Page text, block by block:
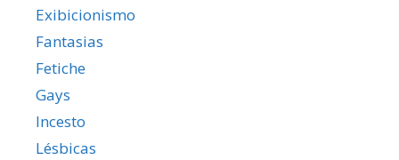
Exibicionismo
Fantasias
Fetiche
Gays
Incesto
Lésbicas